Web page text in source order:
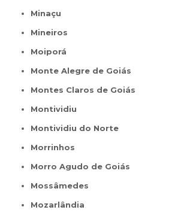
Minaçu
Mineiros
Moiporá
Monte Alegre de Goiás
Montes Claros de Goiás
Montividiu
Montividiu do Norte
Morrinhos
Morro Agudo de Goiás
Mossâmedes
Mozarlândia